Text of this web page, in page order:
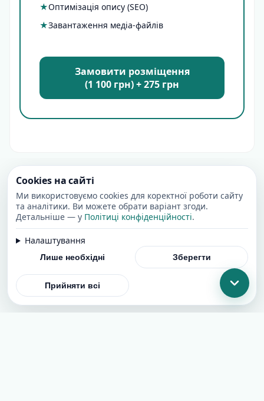
★Оптимізація опису (SEO)
★Завантаження медіа-файлів
Замовити розміщення
(1 100 грн) + 275 грн
Cookies на сайті
Ми використовуємо cookies для коректної роботи сайту
та аналітики. Ви можете обрати варіант згоди.
Детальніше — у Політиці конфіденційності.
Налаштування
Лише необхідні Зберегти
Прийняти всі